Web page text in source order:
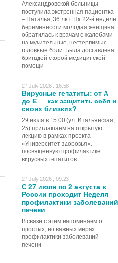
Александровской больницы
поступила экстренная пациентка
– Наталья, 36 лет. На 22-й неделе
беременности молодая женщина
обратилась к врачам с жалобами
на мучительные, нестерпимые
головные боли. Была доставлена
бригадой скорой медицинской
помощи
27 July 2026 , 16:58
Вирусные гепатиты: от А
до Е — как защитить себя и
своих близких?
29 июля в 15:00 (ул. Итальянская,
25) приглашаем на открытую
лекцию в рамках проекта
«Университет здоровья»,
посвященную профилактике
вирусных гепатитов.
27 July 2026 , 09:23
С 27 июля по 2 августа в
России проходит Неделя
профилактики заболеваний
печени
В связи с этим напоминаем о
простых, но важных мерах
профилактики заболеваний
печени